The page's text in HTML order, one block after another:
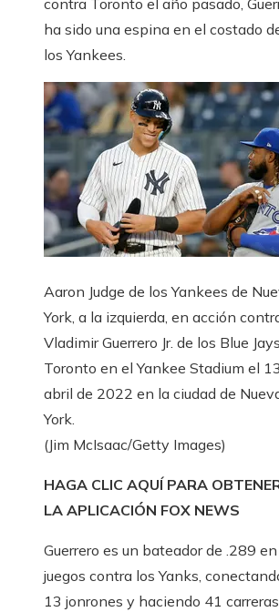
contra Toronto el año pasado,
ha sido una espina en el costado
los Yankees.
Aaron Judge de los Yankees de
York, a la izquierda, en acción
Vladimir Guerrero Jr. de los Blue
Toronto en el Yankee Stadium el
abril de 2022 en la ciudad de
York.
(Jim McIsaac/Getty Images)
HAGA CLIC AQUÍ PARA
LA APLICACIÓN FOX NEWS
Guerrero es un bateador de .289
juegos contra los Yanks,
13 jonrones y haciendo 41